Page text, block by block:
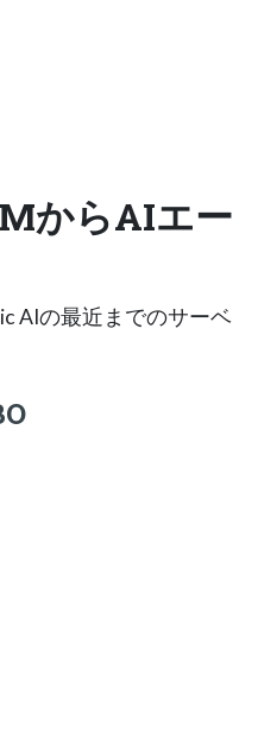
からAIエー
AIの最近までのサーベ